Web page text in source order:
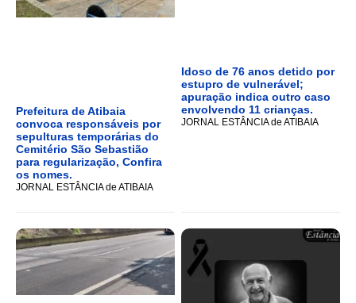
Prefeitura de Atibaia
convoca responsáveis por
sepulturas temporárias do
Cemitério São Sebastião
para regularização, Confira
os nomes.
JORNAL ESTÂNCIA de ATIBAIA
Idoso de 76 anos detido por
estupro de vulnerável;
apuração indica outro caso
envolvendo 11 crianças.
JORNAL ESTÂNCIA de ATIBAIA